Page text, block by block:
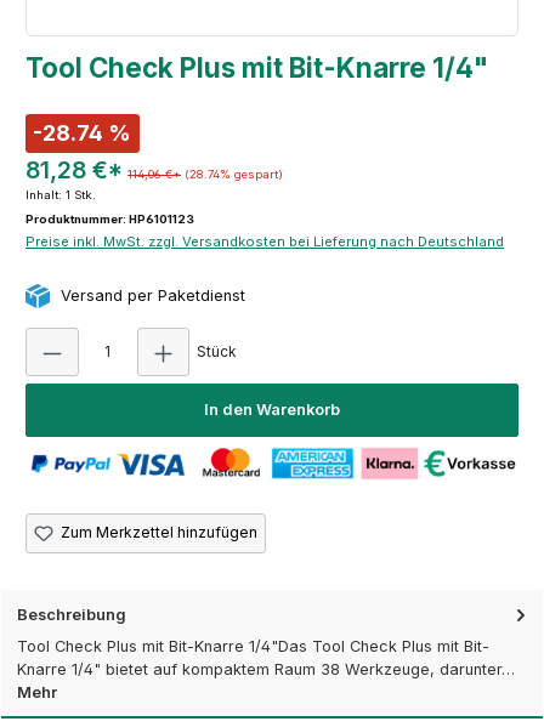
Tool Check Plus mit Bit-Knarre 1/4"
-28.74 %
81,28 €* 114,06 €* (28.74% gespart)
Inhalt: 1 Stk.
Produktnummer: HP6101123
Preise inkl. MwSt. zzgl. Versandkosten bei Lieferung nach Deutschland
Versand per Paketdienst
Stück
In den Warenkorb
Zum Merkzettel hinzufügen
Beschreibung
Tool Check Plus mit Bit-Knarre 1/4"Das Tool Check Plus mit Bit-
Knarre 1/4" bietet auf kompaktem Raum 38 Werkzeuge, darunter…
Mehr